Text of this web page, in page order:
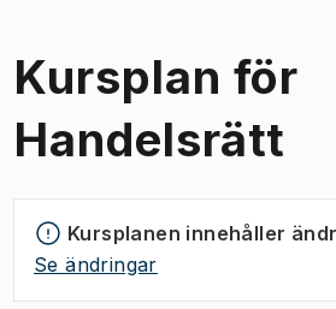
Kursplan för
Handelsrätt
Kursplanen innehåller
Se ändringar